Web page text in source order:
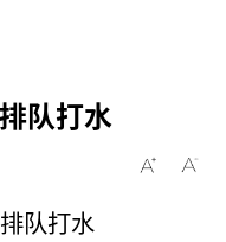
队打水
队打水